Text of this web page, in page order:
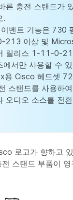
른 충전 스탠드가
.
벤트 기능은 730
213 이상 및
릴리스 1-11-0-
에서만 사용할 수
용 Cisco 헤드셋
스탠드를 사용하
오디오 소스를 전
로고가 향하고
스탠드 부품이